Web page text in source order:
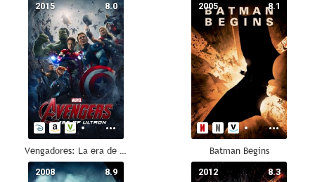
8.0
2015
Vengadores: La era de Ultrón
8.1
2005
Batman Begins
8.9
2008 8.3
2012